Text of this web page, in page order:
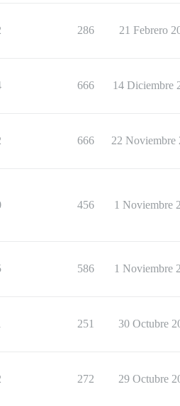
286 21 Febrero
666 14 Diciembre
666 22 Noviembre
456 1 Noviembre
586 1 Noviembre
251 30 Octubre
272 29 Octubre